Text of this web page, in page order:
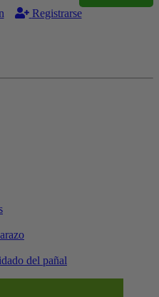
Registrarse
del pañal